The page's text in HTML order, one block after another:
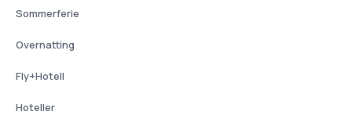
Sommerferie
Overnatting
Fly+Hotell
Hoteller